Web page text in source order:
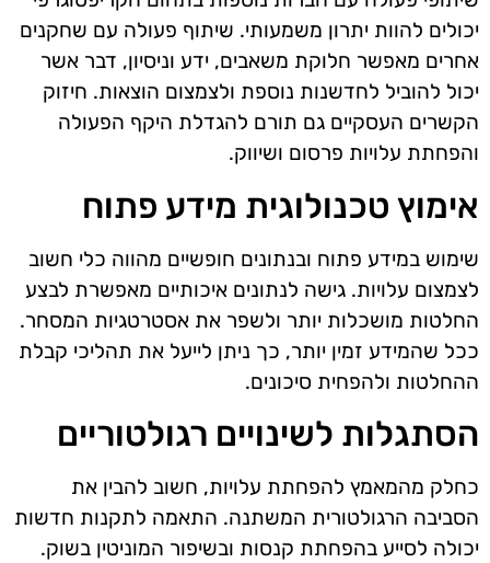
יכולים להוות יתרון משמעותי. שיתוף פעולה עם שחקנים
אחרים מאפשר חלוקת משאבים, ידע וניסיון, דבר אשר
יכול להוביל לחדשנות נוספת ולצמצום הוצאות. חיזוק
הקשרים העסקיים גם תורם להגדלת היקף הפעולה
והפחתת עלויות פרסום ושיווק.
אימוץ טכנולוגית מידע פתוח
שימוש במידע פתוח ובנתונים חופשיים מהווה כלי חשוב
לצמצום עלויות. גישה לנתונים איכותיים מאפשרת לבצע
החלטות מושכלות יותר ולשפר את אסטרטגיות המסחר.
ככל שהמידע זמין יותר, כך ניתן לייעל את תהליכי קבלת
ההחלטות ולהפחית סיכונים.
הסתגלות לשינויים רגולטוריים
כחלק מהמאמץ להפחתת עלויות, חשוב להבין את
הסביבה הרגולטורית המשתנה. התאמה לתקנות חדשות
יכולה לסייע בהפחתת קנסות ובשיפור המוניטין בשוק.